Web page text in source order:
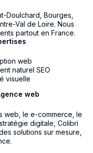
web
web, le e-commerce, le
digitale, Colibri
solutions sur mesure,
web
naturel SEO
visuelle
Doulchard, Bourges,
Val de Loire. Nous
partout en France.